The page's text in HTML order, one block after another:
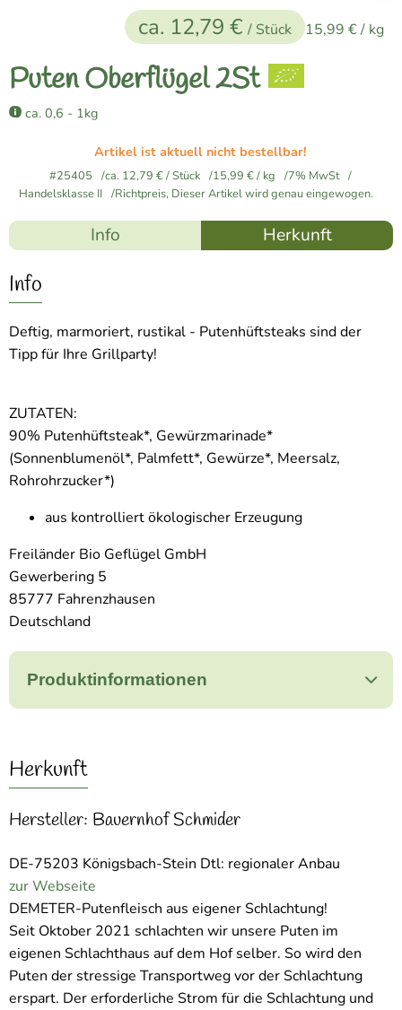
Naturkosmetik
Über uns
Lieferservice
Puten Oberflügel 2St
ca. 0,6 - 1kg
ca. 12,79 € / Stück 15,99 €/ kg
Artikel ist aktuell nicht bestellbar!
#25405 ca. 12,79 €/ Stück 15,99 €/ kg
7% MwSt
Handelsklasse II
Richtpreis, Dieser Artikel wird genau eingewogen.
Info Herkunft
Info
Deftig, marmoriert, rustikal - Putenhüftsteaks sind der
Tipp für Ihre Grillparty!
ZUTATEN:
90% Putenhüftsteak*, Gewürzmarinade*
(Sonnenblumenöl*, Palmfett*, Gewürze*, Meersalz,
Rohrohrzucker*)
aus kontrolliert ökologischer Erzeugung
Freiländer Bio Geflügel GmbH
Gewerbering 5
85777 Fahrenzhausen
Deutschland
Produktinformationen
Herkunft
Hersteller: Bauernhof Schmider
DE-75203 Königsbach-Stein Dtl: regionaler Anbau
zur Webseite
DEMETER-Putenfleisch aus eigener Schlachtung!
Seit Oktober 2021 schlachten wir unsere Puten im
eigenen Schlachthaus auf dem Hof selber. So wird den
Puten der stressige Transportweg vor der Schlachtung
erspart. Der erforderliche Strom für die Schlachtung und